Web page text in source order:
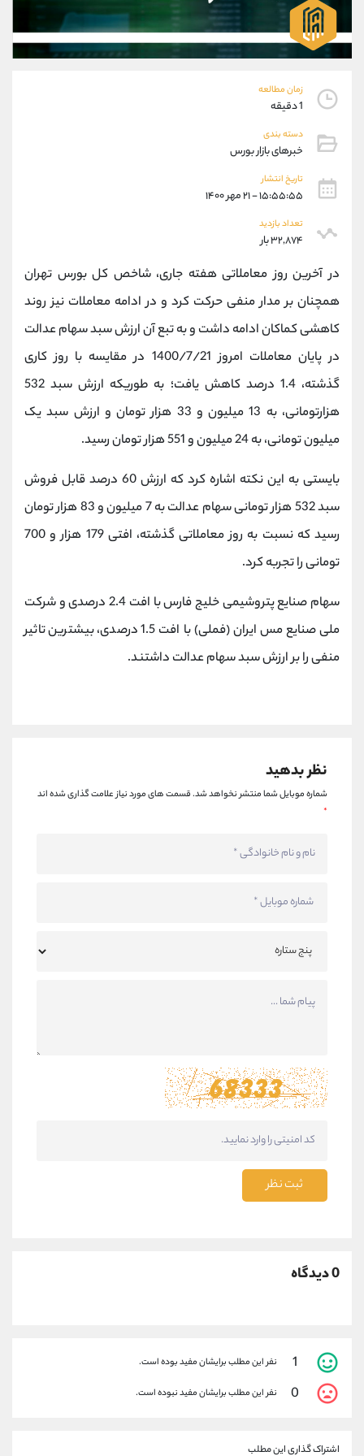
زمان مطالعه
1 دقیقه
دسته بندی
خبرهای بازار بورس
تاریخ انتشار
۱۵:۵۵:۵۵ - ۲۱ مهر ۱۴۰۰
تعداد بازدید
۳۲,۸۷۴ بار
در آخرین روز معاملاتی هفته جاری، شاخص کل بورس تهران
همچنان بر مدار منفی حرکت کرد و در ادامه معاملات نیز روند
کاهشی کماکان ادامه داشت و به تبع آن ارزش سبد سهام عدالت
در پایان معاملات امروز 1400/7/21 در مقایسه با روز کاری
گذشته، 1.4 درصد کاهش یافت؛ به طوریکه ارزش سبد 532
هزارتومانی، به 13 میلیون و 33 هزار تومان و ارزش سبد یک
میلیون تومانی، به 24 میلیون و 551 هزار تومان رسید.
بایستی به این نکته اشاره کرد که ارزش 60 درصد قابل فروش
سبد 532 هزار تومانی سهام عدالت به 7 میلیون و 83 هزار تومان
رسید که نسبت به روز معاملاتی گذشته، افتی 179 هزار و 700
تومانی را تجربه کرد.
سهام صنایع پتروشیمی خلیج فارس با افت 2.4 درصدی و شرکت
ملی صنایع مس ایران (فملی) با افت 1.5 درصدی، بیشترین تاثیر
منفی را بر ارزش سبد سهام عدالت داشتند.
نظر بدهید
شماره موبایل شما منتشر نخواهد شد.قسمت های مورد نیاز علامت گذاری شده اند
*
ثبت نظر
0 دیدگاه
1 نفر این مطلب برایشان مفید بوده است.
0 نفر این مطلب برایشان مفید نبوده است.
اشتراک گذاری این مطلب
09304891085
واتساپ شروع گفتگو
تلگرام @Armteam_admin_103
پشتیبان فروش
موبایل
واتساپ
تلگرام
داخلی
اطلاعات تماس (دفتر فروش)
تلفن 021-22021030
بدون پیش شماره 90001030
اینستاگرام @alireza.mehrabii
کانال تلگرام @alirezamehrabi_com
کانال بله